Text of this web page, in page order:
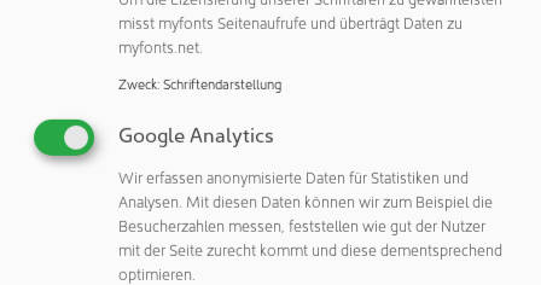
überflüssig gewordene Experiment, jeder eingesparte Tag
nützt also Patient*innen und Firmen gleichermaßen.
Aus der Industrie wurde auch eine neue Herausforderung
an die TU-Gruppe herangetragen. „Bisher haben wir uns ja
vor allem mit Prozessen beschäftigt, bei denen
Mikroorganismen eine Rolle spielen“, erklärt Peter
Neubauer. „Es gibt aber auch ein großes Interesse an
ähnlichen Verfahren für Zellkulturen.“ Genau damit wird
sich seine Arbeitsgruppe künftig am Forschungszentrum
misst myfonts Seitenaufrufe und überträgt Daten zu
myfonts.net.
Zweck: Schriftendarstellung
Google Analytics
Wir erfassen anonymisierte Daten für Statistiken und
Analysen. Mit diesen Daten können wir zum Beispiel die
Besucherzahlen messen, feststellen wie gut der Nutzer
mit der Seite zurecht kommt und diese dementsprechend
optimieren.